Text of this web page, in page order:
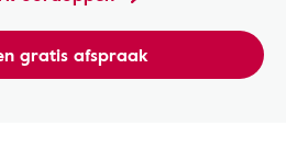
gratis afspraak